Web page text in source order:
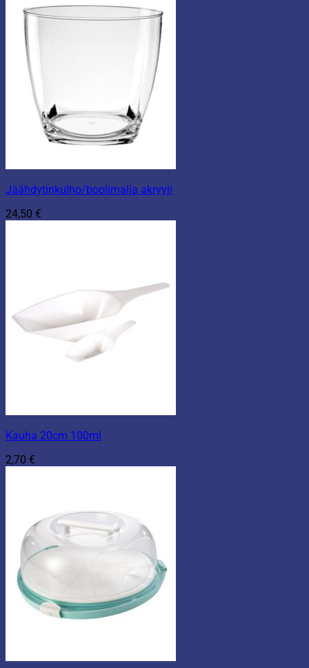
10,90 €.6,90 €.
Jäähdytinkulho/boolimalja akryyli
24,50 €
Kauha 20cm 100ml
2,70 €